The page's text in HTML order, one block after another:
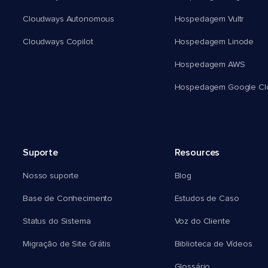
Cloudways Autonomous
Cloudways Copilot
Hospedagem Vultr
Hospedagem Linode
Hospedagem AWS
Hospedagem Google
Suporte
Nosso suporte
Base de Conhecimento
Status do Sistema
Migração de Site Grátis
Resources
Blog
Estudos de Caso
Voz do Cliente
Biblioteca de Vídeos